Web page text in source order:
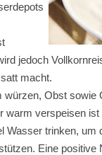
jedoch
macht.
würzen, Obst sowie
warm verspeisen ist
Wasser trinken,
Eine